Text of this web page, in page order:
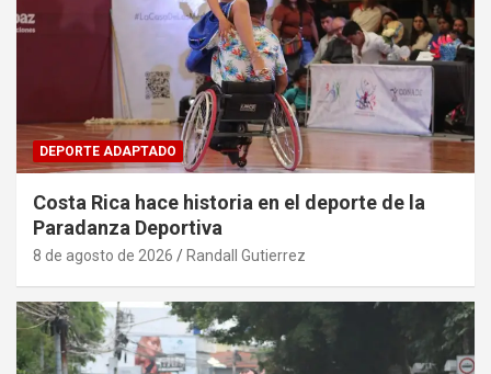
DEPORTE ADAPTADO
Costa Rica hace historia en el deporte de la
Paradanza Deportiva
8 de agosto de 2026 Randall Gutierrez